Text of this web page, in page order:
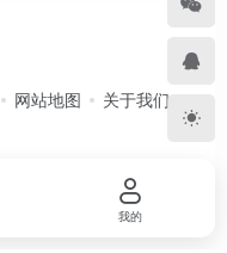
网站地图 关于我们
我的